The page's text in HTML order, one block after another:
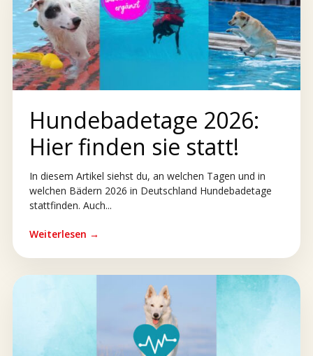
Hundebadetage 2026:
Hier finden sie statt!
In diesem Artikel siehst du, an welchen Tagen und in
welchen Bädern 2026 in Deutschland Hundebadetage
stattfinden. Auch...
Weiterlesen →